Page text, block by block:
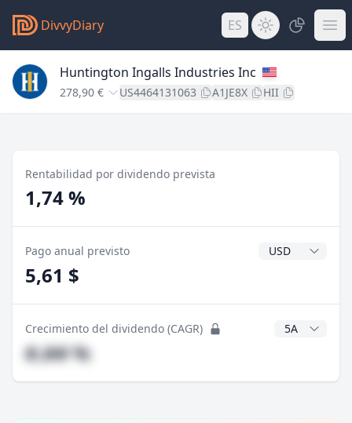
DivvyDiary ES
Huntington Ingalls Industries Inc
278,90 € US4464131063 A1JE8X HII
Rentabilidad por dividendo prevista
1,74 %
Pago anual previsto Divisa del
5,61 $
Crecimiento del dividendo (CAGR) Años CAGR
#,## %